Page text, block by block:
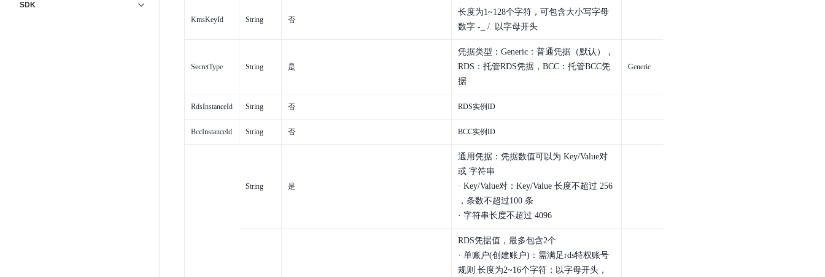
SDK
KmsKeyId String 否
长度为1~128个字符，可包含大小写字母
数字 -_ /. 以字母开头
SecretType String 是
凭据类型：Generic：普通凭据（默认），
RDS：托管RDS凭据，BCC：托管BCC凭
据
Generic
RdsInstanceId String 否 RDS实例ID
BccInstanceId String 否 BCC实例ID
String 是
通用凭据：凭据数值可以为 Key/Value对
或 字符串
· Key/Value对：Key/Value 长度不超过 256
，条数不超过100 条
· 字符串长度不超过 4096
RDS凭据值，最多包含2个
· 单账户(创建账户)：需满足rds特权账号
规则 长度为2~16个字符；以字母开头，